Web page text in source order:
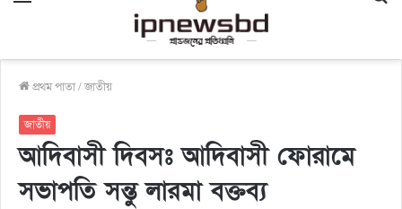
প্রথম পাতা/জাতীয়
জাতীয়
আদিবাসী দিবসঃ আদিবাসী ফোরামে
সভাপতি সন্তু লারমা বক্তব্য